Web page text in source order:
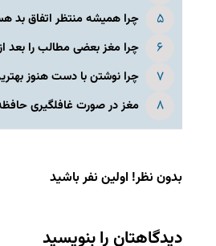
چرا همیشه منتظر اتفاق بد
چرا مغز بعضی مطالب را بعد
چرا نوشتن با دست هنوز
مغز در صورت غافلگیری
بدون نظر! اولین نفر باشید
دیدگاهتان را بنویسید